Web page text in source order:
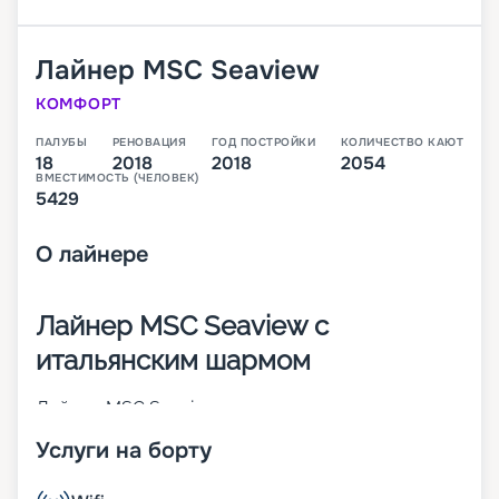
Лайнер MSC Seaview
КОМФОРТ
ПАЛУБЫ
18
РЕНОВАЦИЯ
2018
ГОД ПОСТРОЙКИ
2018
КОЛИЧЕСТВО КАЮТ
2054
ВМЕСТИМОСТЬ (ЧЕЛОВЕК)
5429
О лайнере
Лайнер MSC Seaview с
итальянским шармом
Лайнер MSC Seaview – это второе судно класса
крупнейшим итальянским судостроителем
Услуги на борту